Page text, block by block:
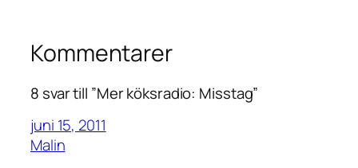
Kommentarer
8 svar till ”Mer köksradio: Misstag”
juni 15, 2011
Malin